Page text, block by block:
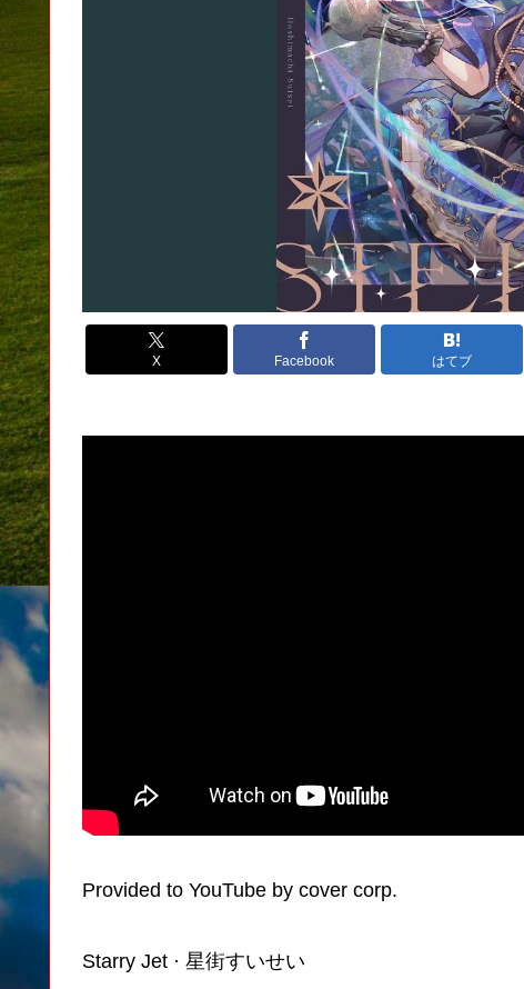
X Facebook はてブ
Provided to YouTube by cover corp.
Starry Jet · 星街すいせい